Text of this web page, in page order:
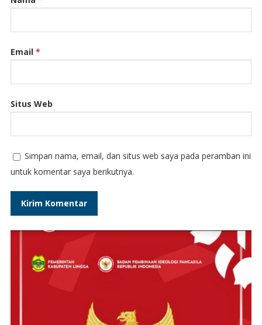
Email *
Situs Web
Simpan nama, email, dan situs web saya pada peramban ini
untuk komentar saya berikutnya.